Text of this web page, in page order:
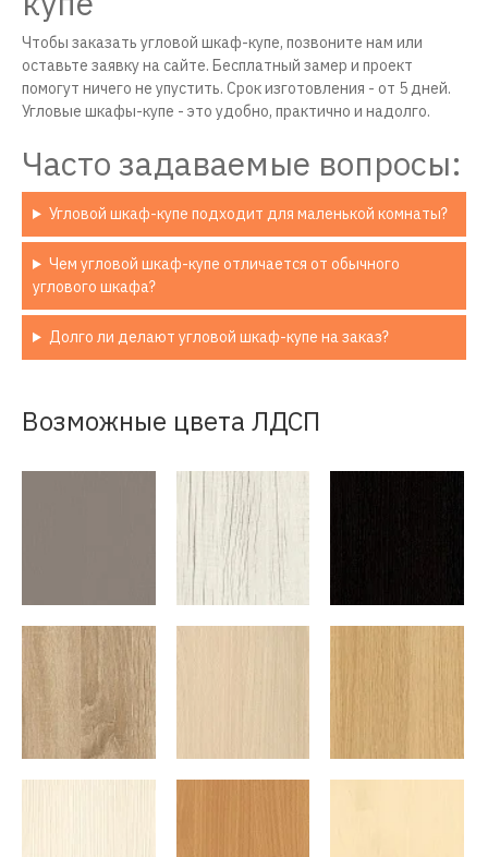
Чтобы заказать угловой шкаф-купе, позвоните нам или
оставьте заявку на сайте. Бесплатный замер и проект
помогут ничего не упустить. Срок изготовления - от 5 дней.
Угловые шкафы-купе - это удобно, практично и надолго.
Часто задаваемые вопросы:
Угловой шкаф-купе подходит для маленькой комнаты?
Чем угловой шкаф-купе отличается от обычного
углового шкафа?
Долго ли делают угловой шкаф-купе на заказ?
Возможные цвета ЛДСП